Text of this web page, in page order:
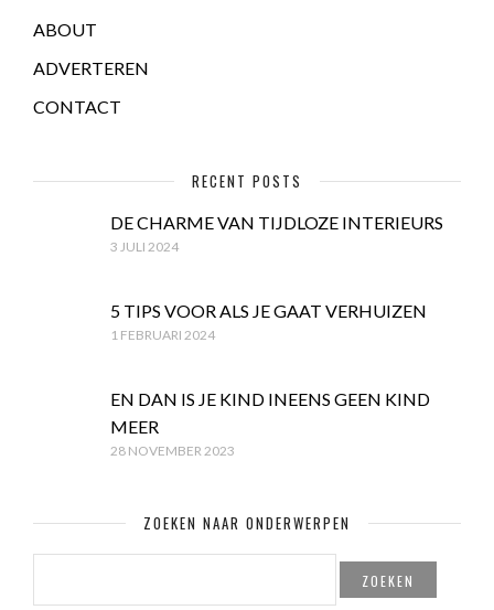
ABOUT
ADVERTEREN
CONTACT
RECENT POSTS
DE CHARME VAN TIJDLOZE INTERIEURS
3 JULI 2024
5 TIPS VOOR ALS JE GAAT VERHUIZEN
1 FEBRUARI 2024
EN DAN IS JE KIND INEENS GEEN KIND
MEER
28 NOVEMBER 2023
ZOEKEN NAAR ONDERWERPEN
ZOEKEN